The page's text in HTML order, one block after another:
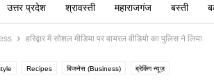
उत्तर प्रदेश श्रावस्ती महाराजगंज बस्ती
हरिद्वार में सोशल मीडिया पर वायरल वीडियो का पुलिस ने लिया
Recipes बिजनेस (Business) ब्रेकिंग न्यूज़